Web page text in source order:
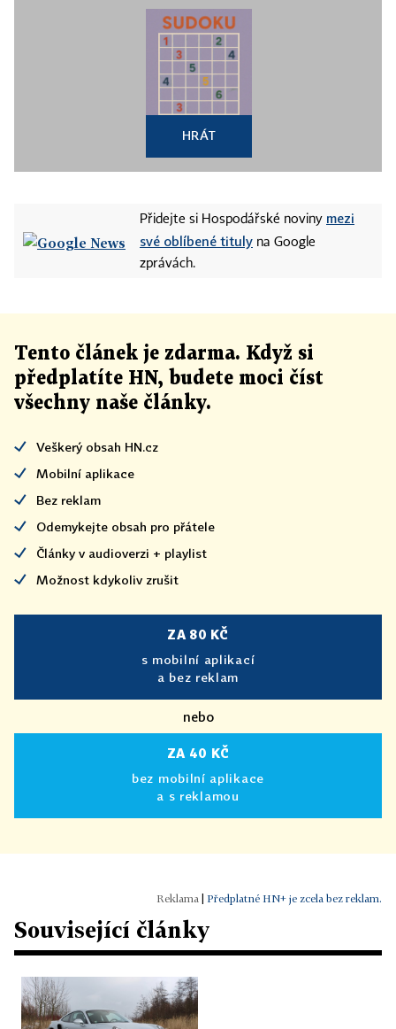
HRÁT
Přidejte si Hospodářské noviny mezi
své oblíbené tituly na Google
zprávách.
Tento článek je zdarma. Když si
předplatíte HN, budete moci číst
všechny naše články.
Veškerý obsah HN.cz
Mobilní aplikace
Bez reklam
Odemykejte obsah pro přátele
Články v audioverzi + playlist
Možnost kdykoliv zrušit
ZA 80 KČ
s mobilní aplikací
a bez reklam
nebo
ZA 40 KČ
bez mobilní aplikace
a s reklamou
Předplatné HN+ je zcela bez reklam.
Související články